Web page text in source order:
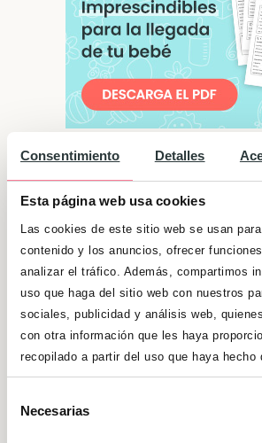
Consentimiento Detalles
Esta página web usa cookies
Las cookies de este sitio web se usan
contenido y los anuncios, ofrecer
analizar el tráfico. Además, compartimos
uso que haga del sitio web con nuestros
sociales, publicidad y análisis web,
con otra información que les haya
recopilado a partir del uso que haya hecho
Necesarias
Significado de
Suelen ser personas a los que
buena vida. Necesitan ser el
atención y que los demás les
personas triunfadoras. Por
mucha importancia a sus
se preocupa constantemente
bien. En el ámbito laboral,
bien.